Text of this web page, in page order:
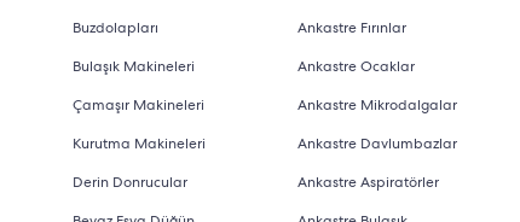
Buzdolapları
Bulaşık Makineleri
Çamaşır Makineleri
Kurutma Makineleri
Derin Donrucular
Ankastre Fırınlar
Ankastre Ocaklar
Ankastre Mikrodalgalar
Ankastre Davlumbazlar
Ankastre Aspiratörler